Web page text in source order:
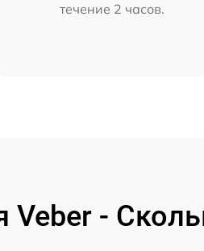
течение 2 часов.
-